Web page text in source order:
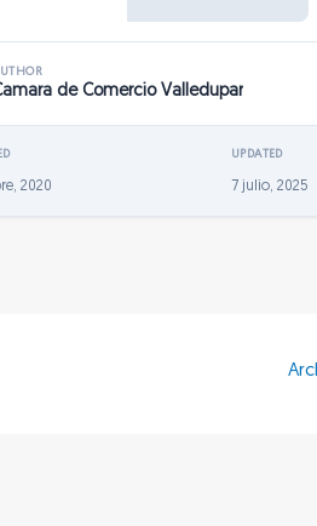
de Comercio Valledupar
2020
UPDATED
7 julio, 2025